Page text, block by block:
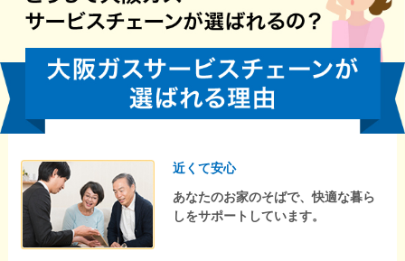
近くて安心
あなたのお家のそばで、快適な暮ら
しをサポートしています。